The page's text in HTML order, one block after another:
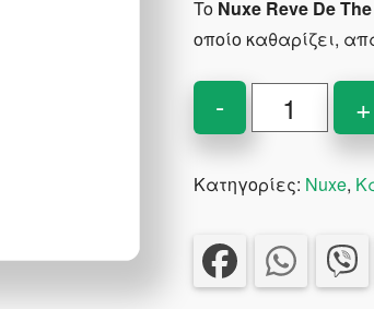
€11.90.
To Nuxe Reve De
οποίο καθαρίζει,
-
Reve
The
Shower
Gel
+
Κατηγορίες: Nuxe,